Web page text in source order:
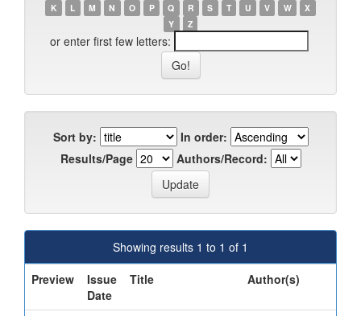
K
L M N O P Q R S T U V W
X
Y
Z
or enter first few letters:
Sort by:
In order:
Results/Page
Authors/Record:
Showing results 1 to 1 of 1
Preview
Issue
Date
Title Author(s)